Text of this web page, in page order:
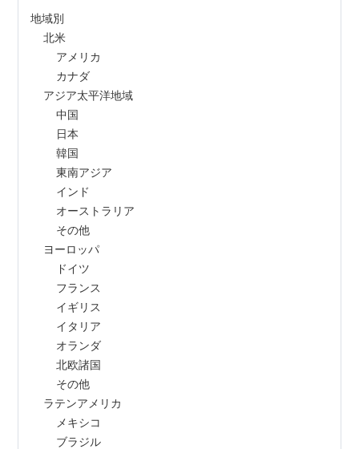
地域別
    北米
        アメリカ
        カナダ
    アジア太平洋地域
        中国
        日本
        韓国
        東南アジア
        インド
        オーストラリア
        その他
    ヨーロッパ
        ドイツ
        フランス
        イギリス
        イタリア
        オランダ
        北欧諸国
        その他
    ラテンアメリカ
        メキシコ
        ブラジル